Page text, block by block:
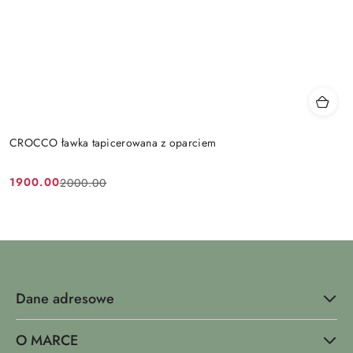
CROCCO ławka tapicerowana z oparciem
Cena
1900.00
Cena
2000.00
Dane adresowe
O MARCE